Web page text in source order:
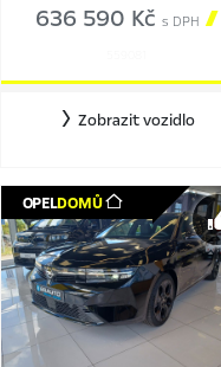
636 590 Kč s DPH 
Zobrazit vozidlo
OPELDOMŮ